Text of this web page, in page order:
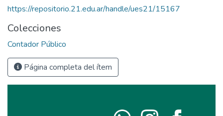
https://repositorio.21.edu.ar/handle/ues21/15167
Colecciones
Contador Público
Página completa del ítem